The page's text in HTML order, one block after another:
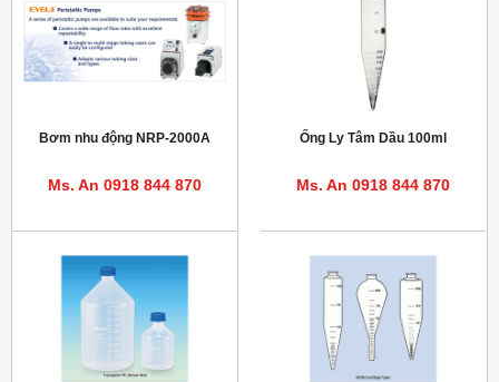
Bơm nhu động NRP-2000A
Ms. An 0918 844 870
Ống Ly Tâm Dầu 100ml
Ms. An 0918 844 870